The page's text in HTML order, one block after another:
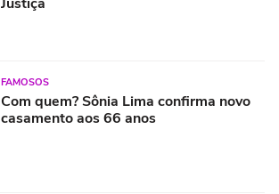
FAMOSOS
Com quem? Sônia Lima confirma novo
casamento aos 66 anos